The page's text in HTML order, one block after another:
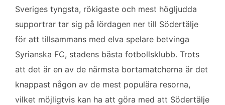
c
e
b
o
o
k
i
t
e
r
a
i
n
k
e
d
I
n
l
a
Sveriges tyngsta, rökigaste och mest högljudda
supportrar tar sig på lördagen ner till Södertälje
för att tillsammans med elva spelare betvinga
Syrianska FC, stadens bästa fotbollsklubb. Trots
att det är en av de närmsta bortamatcherna är det
knappast någon av de mest populära resorna,
vilket möjligtvis kan ha att göra med att Södertälje